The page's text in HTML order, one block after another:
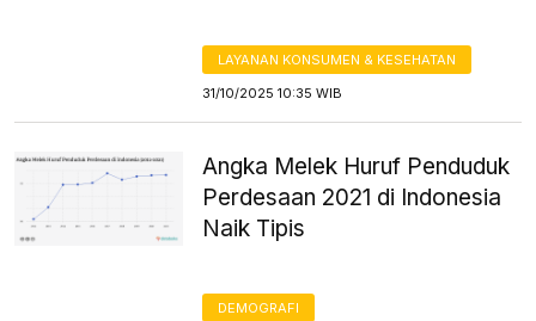
LAYANAN KONSUMEN & KESEHATAN
31/10/2025 10:35 WIB
Angka Melek Huruf Penduduk
Perdesaan 2021 di Indonesia
Naik Tipis
DEMOGRAFI